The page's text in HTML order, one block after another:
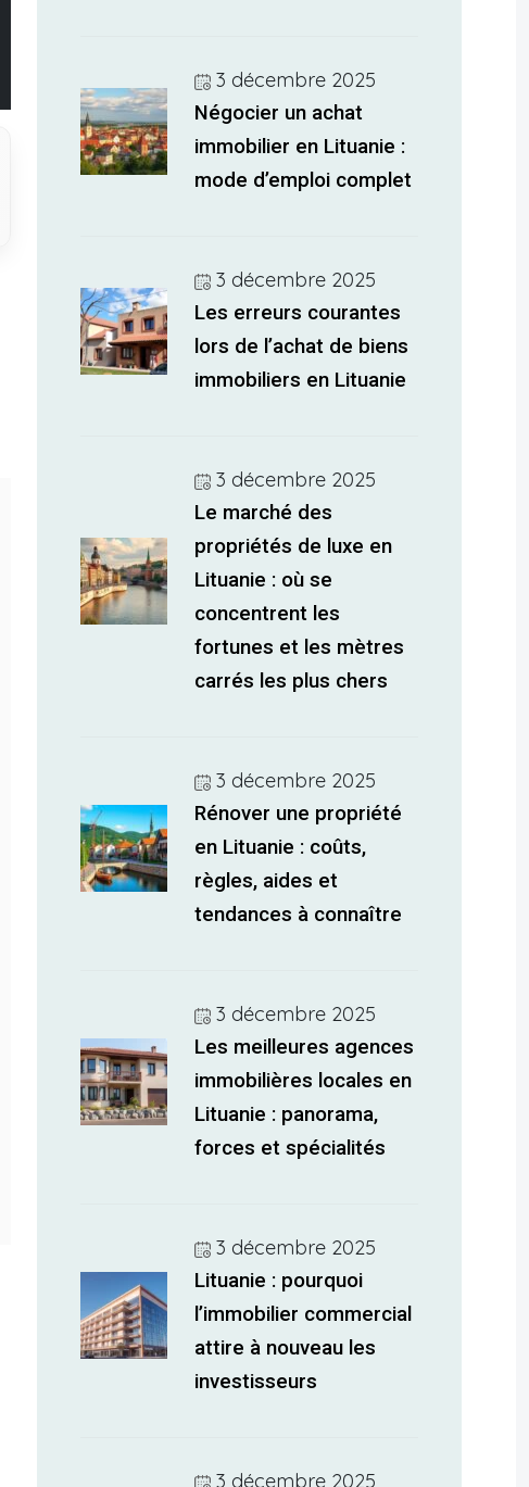
3 décembre 2025
Négocier un achat
immobilier en Lituanie :
mode d’emploi complet
3 décembre 2025
Les erreurs courantes
lors de l’achat de biens
immobiliers en Lituanie
3 décembre 2025
Le marché des
propriétés de luxe en
Lituanie : où se
concentrent les
fortunes et les mètres
carrés les plus chers
3 décembre 2025
Rénover une propriété
en Lituanie : coûts,
règles, aides et
tendances à connaître
3 décembre 2025
Les meilleures agences
immobilières locales en
Lituanie : panorama,
forces et spécialités
3 décembre 2025
Lituanie : pourquoi
l’immobilier commercial
attire à nouveau les
investisseurs
3 décembre 2025